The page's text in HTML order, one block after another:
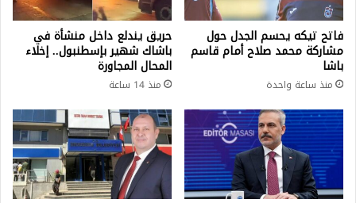
فاتح تيكه يحسم الجدل حول
مشاركة محمد صلاح أمام قاسم
باشا
منذ ساعة واحدة
حريق يندلع داخل منشأة في
باشاك شهير بإسطنبول.. إخلاء
المحال المجاورة
منذ 14 ساعة